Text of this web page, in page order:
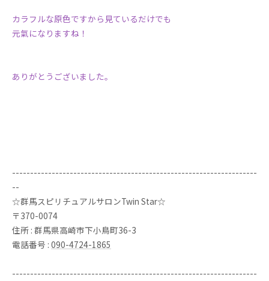
カラフルな原色ですから見ているだけでも
元氣になりますね！
ありがとうございました。
--------------------------------------------------------------------
--
☆群馬スピリチュアルサロンTwin Star☆
〒370-0074
住所 : 群馬県高崎市下小鳥町36-3
電話番号 : 090-4724-1865
--------------------------------------------------------------------